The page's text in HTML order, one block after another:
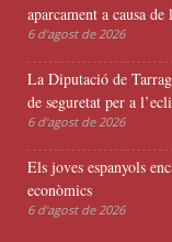
aparcament a causa
6 d'agost de 2026
La Diputació de
de seguretat per a
6 d'agost de 2026
Els joves espanyols
econòmics
6 d'agost de 2026